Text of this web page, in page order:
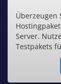
Überzeugen
Server.
Testpakets